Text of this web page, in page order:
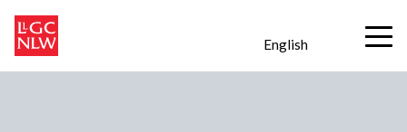
English